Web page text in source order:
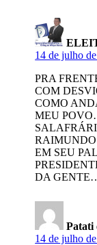
14 de julho
PRA
COM
COMO
MEU
RAIMUNDO
EM SEU
DA
Patati
14 de julho